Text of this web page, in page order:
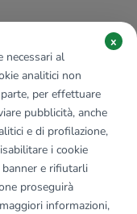
necessari al
analitici non
per effettuare
pubblicità, anche
e di profilazione,
i cookie
banner e rifiutarli
proseguirà
informazioni,
x